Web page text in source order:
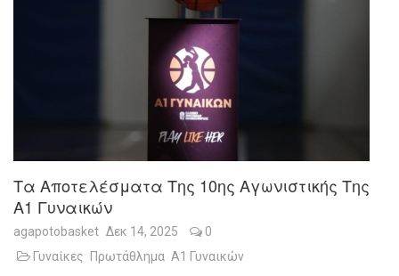
Τα Αποτελέσματα Της 10ης Αγωνιστικής Της
Α1 Γυναικών
agapotobasket Δεκ 14, 2025
0
Γυναίκες
Πρωτάθλημα Α1 Γυναικών